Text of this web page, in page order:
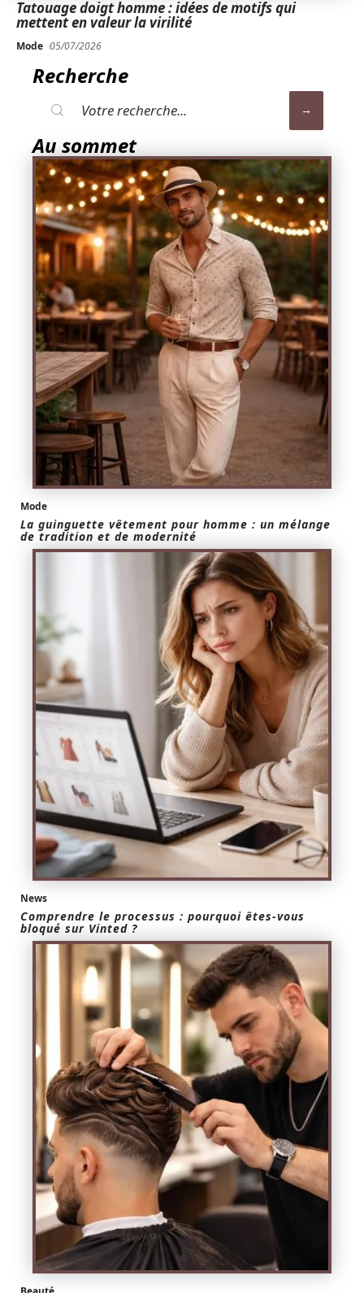
Tatouage doigt homme : idées de motifs qui
mettent en valeur la virilité
Mode 05/07/2026
Recherche
Au sommet
Mode
La guinguette vêtement pour homme : un mélange
de tradition et de modernité
News
Comprendre le processus : pourquoi êtes-vous
bloqué sur Vinted ?